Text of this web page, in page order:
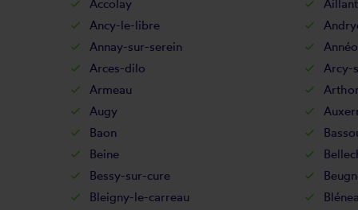
Accolay
Ancy-le-libre
Annay-sur-serein
Arces-dilo
Arcy-
Armeau
Augy
Baon
Beine
Bessy-sur-cure
Bleigny-le-carreau